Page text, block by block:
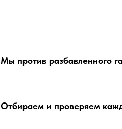
Мы против разбавленного
Отбираем и проверяем